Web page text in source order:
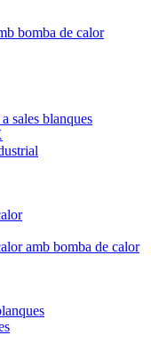
bomba de calor
sales blanques
amb bomba de calor